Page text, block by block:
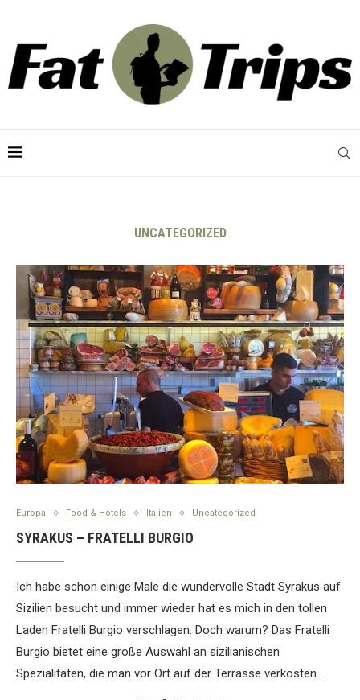
UNCATEGORIZED
Europa Food & Hotels Italien Uncategorized
SYRAKUS – FRATELLI BURGIO
Ich habe schon einige Male die wundervolle Stadt Syrakus auf
Sizilien besucht und immer wieder hat es mich in den tollen
Laden Fratelli Burgio verschlagen. Doch warum? Das Fratelli
Burgio bietet eine große Auswahl an sizilianischen
Spezialitäten, die man vor Ort auf der Terrasse verkosten …